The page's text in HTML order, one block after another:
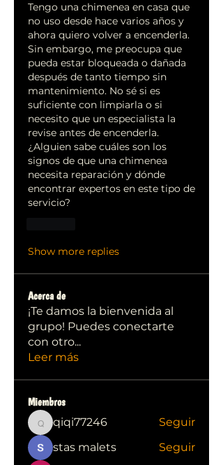
Tengo una chimenea en casa que
no uso desde hace varios años y
ahora quiero volver a encenderla.
Sin embargo, me preocupa que
pueda estar bloqueada o dañada
después de tanto tiempo sin
mantenimiento. No sé si es
suficiente con limpiarla o si
necesito que un especialista la
revise antes de encenderla.
¿Alguien sabe cuáles son los
signos de que una chimenea
necesita reparación y dónde
encontrar expertos en este tipo de
servicio?
Show more replies
Acerca de
¡Te damos la bienvenida al
grupo! Puedes conectarte
con otro...
Leer más
Miembros
qiqi77246
qiqi77246
Seguir
stas malets
Seguir